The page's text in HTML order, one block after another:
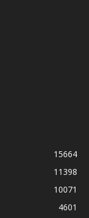
15664
11398
10071
4601